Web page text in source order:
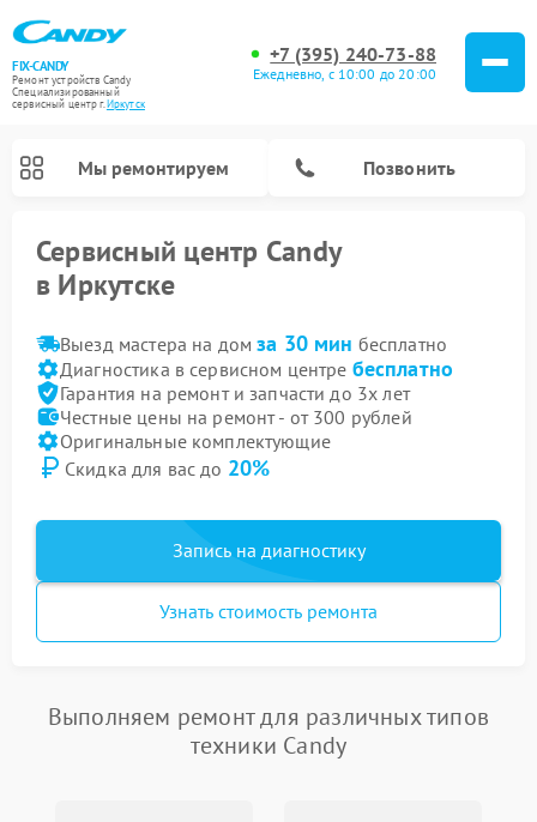
FIX-CANDY
Ремонт устройств Candy
Специализированный
cервисный центр г.Иркутск
+7 (395) 240-73-88
Ежедневно, с 10:00 до 20:00
Мы ремонтируем Позвонить
Сервисный центр Candy
в Иркутске
Выезд мастера на домза 30 мин бесплатно
Диагностика в сервисном центре бесплатно
Гарантия на ремонт и запчасти до 3х лет
Честные цены на ремонт - от 300 рублей
Оригинальные комплектующие
Скидка для вас до 20%
Запись на диагностику
Узнать стоимость ремонта
Выполняем ремонт для различных типов
техники Candy